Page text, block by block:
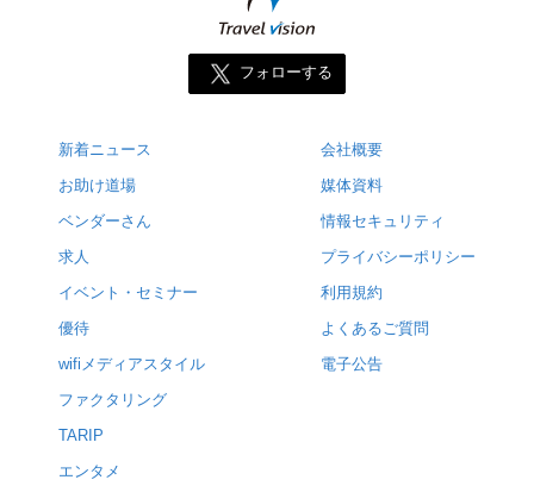
フォローする
新着ニュース
お助け道場
ベンダーさん
求人
イベント・セミナー
優待
wifiメディアスタイル
ファクタリング
TARIP
エンタメ
会社概要
媒体資料
情報セキュリティ
プライバシーポリシー
利用規約
よくあるご質問
電子公告